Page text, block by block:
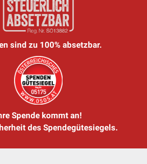
sind zu 100% absetzbar.
Spende kommt an!
des Spendegütesiegels.